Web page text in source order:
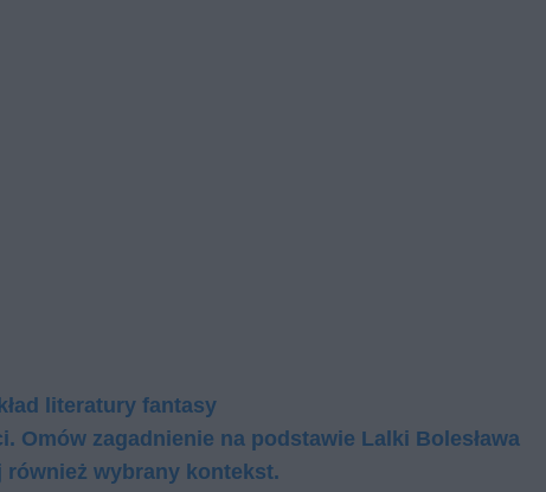
literatury fantasy
Omów za­gad­nie­nie na pod­sta­wie Lal­ki Bo­le­sła­wa
wy­bra­ny kon­tekst.